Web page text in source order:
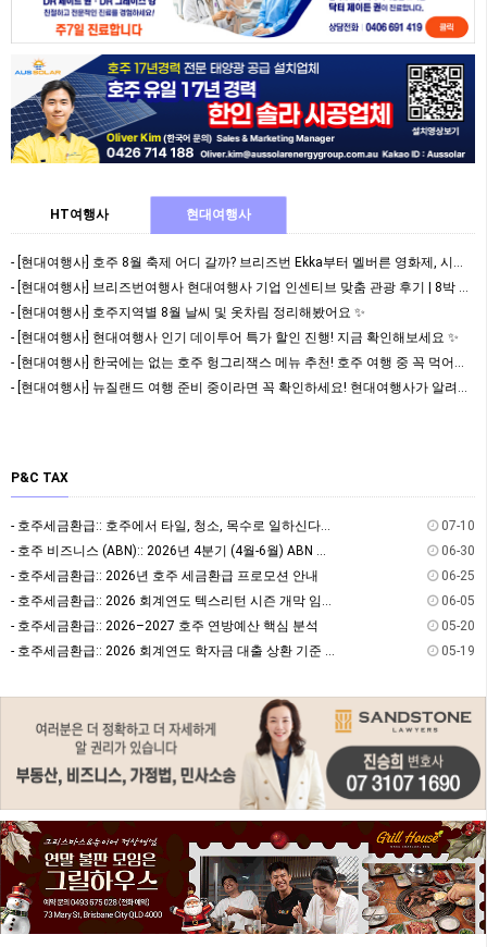
HT여행사 현대여행사
- [현대여행사] 호주지역별 8월 날씨 및 옷차림 정리해봤어요 ✨
- [현대여행사] 현대여행사 인기 데이투어 특가 할인 진행! 지금 확인해보세요 ✨
P&C TAX
07-10
06-30
- 호주세금환급:: 2026년 호주 세금환급 프로모션 안내
06-25
06-05
- 호주세금환급:: 2026–2027 호주 연방예산 핵심 분석
05-20
05-19